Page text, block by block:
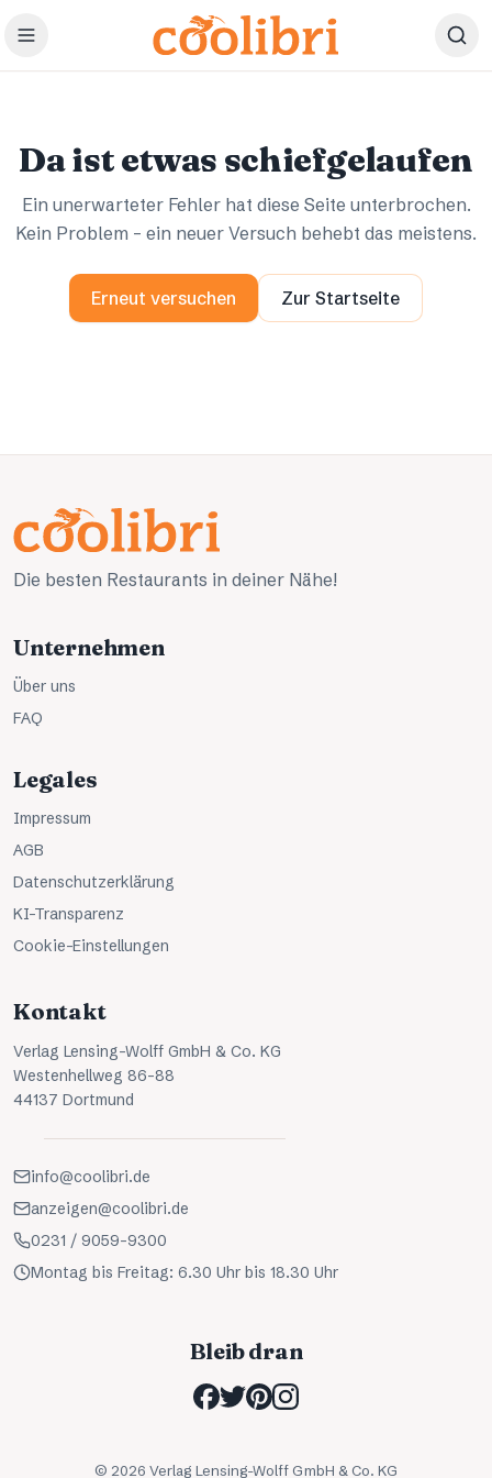
Zum Hauptinhalt springen
Da ist etwas schiefgelaufen
Ein unerwarteter Fehler hat diese Seite unterbrochen.
Kein Problem – ein neuer Versuch behebt das meistens.
Erneut versuchen Zur Startseite
Die besten Restaurants in deiner Nähe!
Unternehmen
Über uns
FAQ
Legales
Impressum
AGB
Datenschutzerklärung
KI-Transparenz
Cookie-Einstellungen
Kontakt
Verlag Lensing-Wolff GmbH & Co. KG
Westenhellweg 86-88
44137 Dortmund
info@coolibri.de
anzeigen@coolibri.de
0231 / 9059-9300
Montag bis Freitag: 6.30 Uhr bis 18.30 Uhr
Bleib dran
© 2026 Verlag Lensing-Wolff GmbH & Co. KG